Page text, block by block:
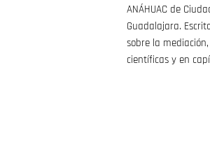
ANÁHUAC de
Guadalajara.
sobre la
científicas y en